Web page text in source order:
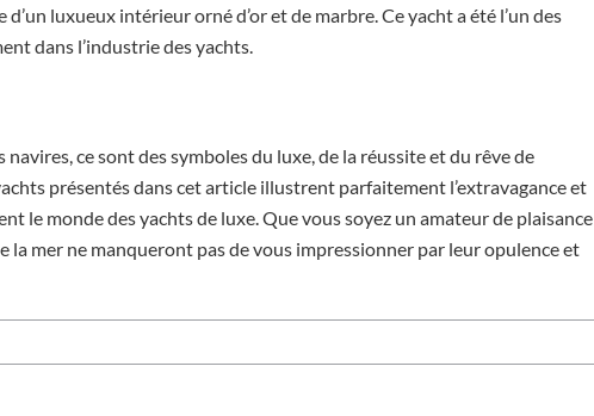
luxueux intérieur orné d’or et de marbre. Ce yacht a été l’un des
dans l’industrie des yachts.
ce sont des symboles du luxe, de la réussite et du rêve de
présentés dans cet article illustrent parfaitement l’extravagance et
le monde des yachts de luxe. Que vous soyez un amateur de plaisance
la mer ne manqueront pas de vous impressionner par leur opulence et